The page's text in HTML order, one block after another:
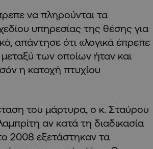
να πληρούνται τα
υπηρεσίας της θέσης για
απάντησε ότι «λογικά έπρεπε
των οποίων ήταν και
η κατοχή πτυχίου
του μάρτυρα, ο κ. Σταύρου
αν κατά τη διαδικασία
2008 εξετάστηκαν τα